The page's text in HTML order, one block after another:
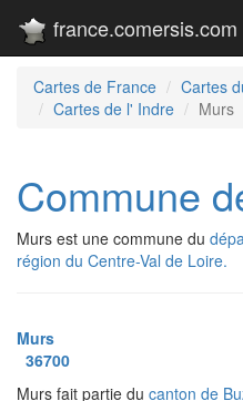
france.comersis.com
Cartes de France
Cartes
Cartes de l' Indre
Murs
Commune
Murs est une commune du
région du Centre-Val de Loire.
Murs
36700
Murs fait partie du canton de